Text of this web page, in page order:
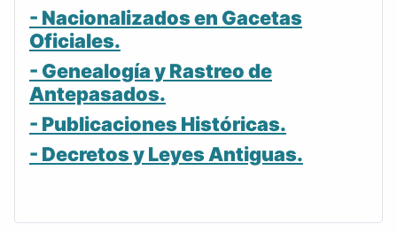
- Nacionalizados en Gacetas
Oficiales.
- Genealogía y Rastreo de
Antepasados.
- Publicaciones Históricas.
- Decretos y Leyes Antiguas.